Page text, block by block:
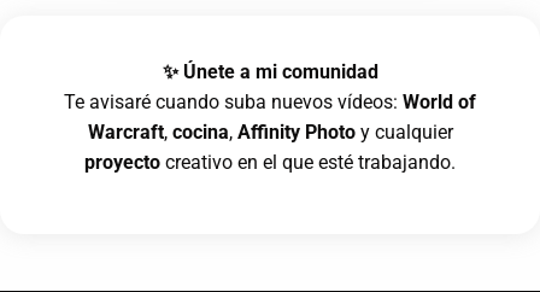
✨ Únete a mi comunidad
Te avisaré cuando suba nuevos vídeos: World of
Warcraft, cocina, Affinity Photo y cualquier
proyecto creativo en el que esté trabajando.